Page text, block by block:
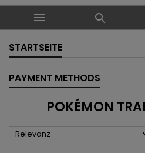
 
STARTSEITE
PAYMENT METHODS
POKÉMON
Relevanz